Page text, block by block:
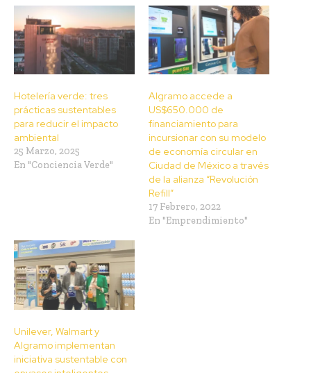
Hotelería verde: tres
prácticas sustentables
para reducir el impacto
ambiental
25 Marzo, 2025
En "Conciencia Verde"
Algramo accede a
US$650.000 de
financiamiento para
incursionar con su modelo
de economía circular en
Ciudad de México a través
de la alianza “Revolución
Refill”
17 Febrero, 2022
En "Emprendimiento"
Unilever, Walmart y
Algramo implementan
iniciativa sustentable con